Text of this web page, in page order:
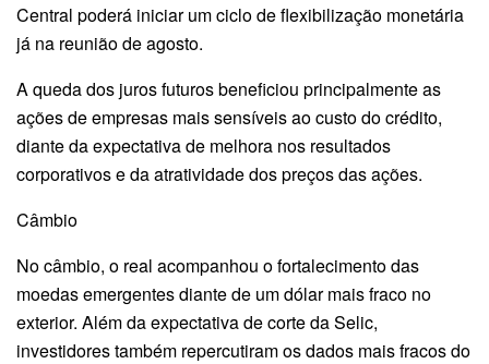
Central poderá iniciar um ciclo de flexibilização monetária
já na reunião de agosto.
A queda dos juros futuros beneficiou principalmente as
ações de empresas mais sensíveis ao custo do crédito,
diante da expectativa de melhora nos resultados
corporativos e da atratividade dos preços das ações.
Câmbio
No câmbio, o real acompanhou o fortalecimento das
moedas emergentes diante de um dólar mais fraco no
exterior. Além da expectativa de corte da Selic,
investidores também repercutiram os dados mais fracos do